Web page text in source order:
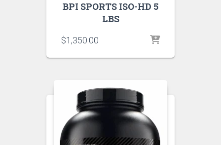
BPI SPORTS ISO-HD 5
LBS
$1,350.00